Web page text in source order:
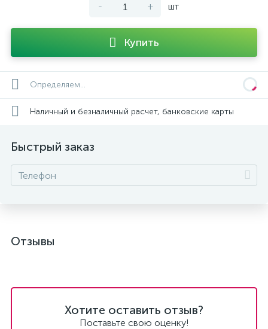
- + шт
Купить
Определяем...
Наличный и безналичный расчет, банковские карты
Быстрый заказ
Отзывы
Хотите оставить отзыв?
Поставьте свою оценку!